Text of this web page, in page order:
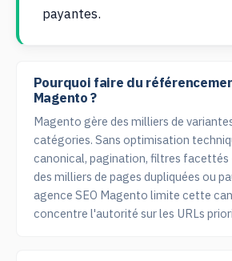
payantes.
Pourquoi faire du
Magento ?
Magento gère des milliers de
catégories. Sans optimisation
canonical, pagination, filtres
des milliers de pages dupliquées ou
agence SEO Magento limite cette
concentre l'autorité sur les URLs